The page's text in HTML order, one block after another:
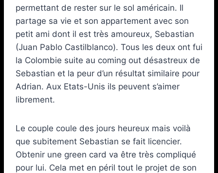
permettant de rester sur le sol américain. Il
partage sa vie et son appartement avec son
petit ami dont il est très amoureux, Sebastian
(Juan Pablo Castilblanco). Tous les deux ont fui
la Colombie suite au coming out désastreux de
Sebastian et la peur d’un résultat similaire pour
Adrian. Aux Etats-Unis ils peuvent s’aimer
librement.
Le couple coule des jours heureux mais voilà
que subitement Sebastian se fait licencier.
Obtenir une green card va être très compliqué
pour lui. Cela met en péril tout le projet de son